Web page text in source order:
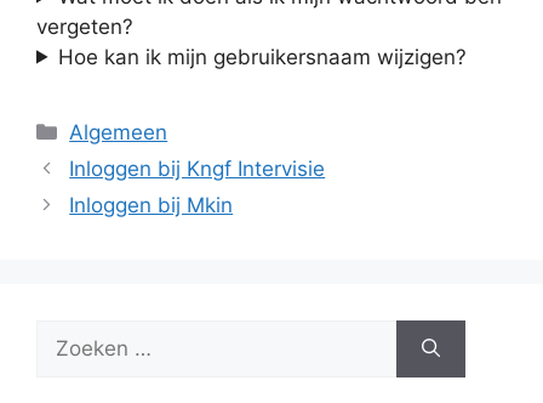
vergeten?
Hoe kan ik mijn gebruikersnaam wijzigen?
Categorieën
Algemeen
Inloggen bij Kngf Intervisie
Inloggen bij Mkin
naar: